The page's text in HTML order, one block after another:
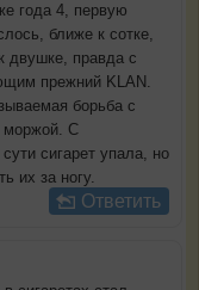
года 4, первую
ближе к сотке,
двушке, правда с
прежний KLAN.
борьба с
моржой. С
сигарет упала, но
их за ногу.
Ответить